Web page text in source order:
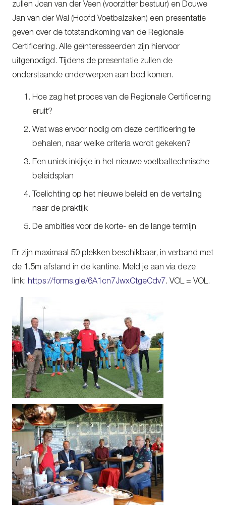
zullen Joan van der Veen (voorzitter bestuur) en Douwe
Jan van der Wal (Hoofd Voetbalzaken) een presentatie
geven over de totstandkoming van de Regionale
Certificering. Alle geïnteresseerden zijn hiervoor
uitgenodigd. Tijdens de presentatie zullen de
onderstaande onderwerpen aan bod komen.
Hoe zag het proces van de Regionale Certificering
eruit?
Wat was ervoor nodig om deze certificering te
behalen, naar welke criteria wordt gekeken?
Een uniek inkijkje in het nieuwe voetbaltechnische
beleidsplan
Toelichting op het nieuwe beleid en de vertaling
naar de praktijk
De ambities voor de korte- en de lange termijn
Er zijn maximaal 50 plekken beschikbaar, in verband met
de 1.5m afstand in de kantine. Meld je aan via deze
link: https://forms.gle/6A1cn7JwxCtgeCdv7 . VOL = VOL.